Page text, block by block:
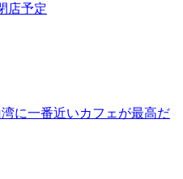
店予定
に一番近いカフェが最高だ